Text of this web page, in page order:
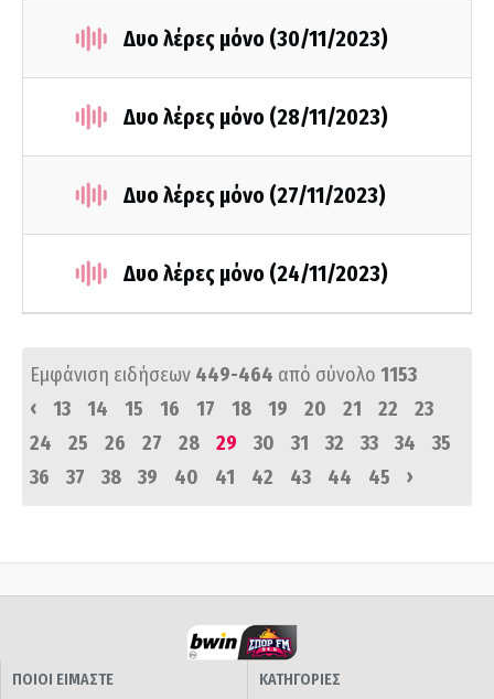
Δυο λέρες μόνο (30/11/2023)
Δυο λέρες μόνο (28/11/2023)
Δυο λέρες μόνο (27/11/2023)
Δυο λέρες μόνο (24/11/2023)
Εμφάνιση ειδήσεων 449-464 από σύνολο 1153
‹
13 14 15 16 17 18 19 20 21 22
23
24
25 26 27 28 29 30 31 32 33 34
35
36
37 38 39 40 41 42 43 44 45 ›
ΠΟΙΟΙ ΕΙΜΑΣΤΕ
ΚΑΤΗΓΟΡΙΕΣ